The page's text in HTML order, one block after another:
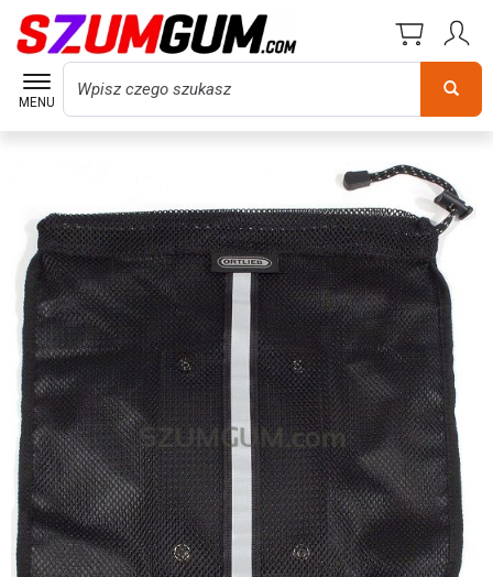
MENU
Wyszukaj